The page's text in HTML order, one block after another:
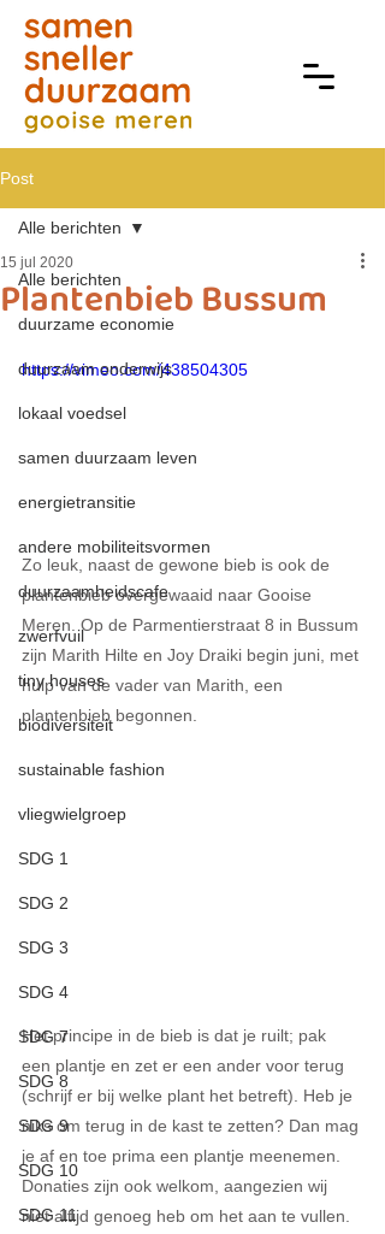
Post
Alle berichten
duurzame economie
duurzaam onderwijs
lokaal voedsel
samen duurzaam leven
energietransitie
andere mobiliteitsvormen
duurzaamheidscafe
zwerfvuil
tiny houses
biodiversiteit
sustainable fashion
vliegwielgroep
SDG 1
SDG 2
SDG 3
SDG 4
SDG 7
SDG 8
SDG 9
SDG 10
SDG 11
Alle berichten
Plantenbieb Bussum
15 jul 2020
https://vimeo.com/438504305
Zo leuk, naast de gewone bieb is ook de
plantenbieb overgewaaid naar Gooise
Meren. Op de Parmentierstraat 8 in Bussum
zijn Marith Hilte en Joy Draiki begin juni, met
hulp van de vader van Marith, een
plantenbieb begonnen.
Het principe in de bieb is dat je ruilt; pak
een plantje en zet er een ander voor terug
(schrijf er bij welke plant het betreft). Heb je
niks om terug in de kast te zetten? Dan mag
je af en toe prima een plantje meenemen.
Donaties zijn ook welkom, aangezien wij
niet altijd genoeg heb om het aan te vullen.